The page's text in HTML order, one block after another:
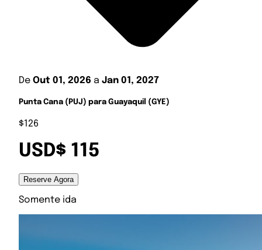
De Out 01, 2026 a Jan 01, 2027
Punta Cana (PUJ) para Guayaquil (GYE)
$126
USD$ 115
Reserve Agora
Somente ida